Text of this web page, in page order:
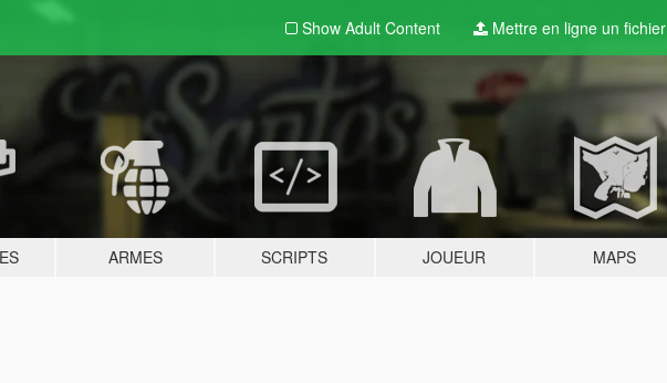
Show Adult Content Mettre en ligne un fichier
ARMES SCRIPTS JOUEUR MAPS